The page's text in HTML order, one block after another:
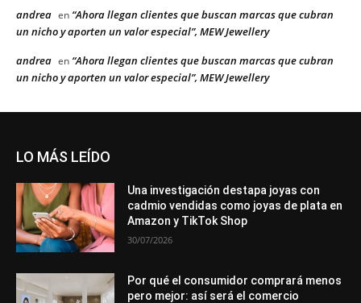
andrea en “Ahora llegan clientes que buscan marcas que cubran
un nicho y aporten un valor especial”, MEW Jewellery
andrea en “Ahora llegan clientes que buscan marcas que cubran
un nicho y aporten un valor especial”, MEW Jewellery
LO MÁS LEÍDO
Una investigación destapa joyas con
cadmio vendidas como joyas de plata en
Amazon y TikTok Shop
30/07/2026
Por qué el consumidor comprará menos
pero mejor: así será el comercio